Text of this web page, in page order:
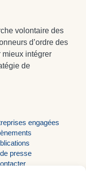
volontaire des
d’ordre des
mieux intégrer
de
engagées
presse